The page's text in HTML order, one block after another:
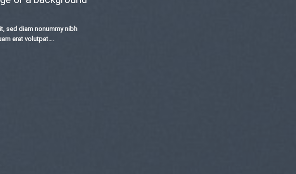
sed diam nonummy nibh
erat volutpat….